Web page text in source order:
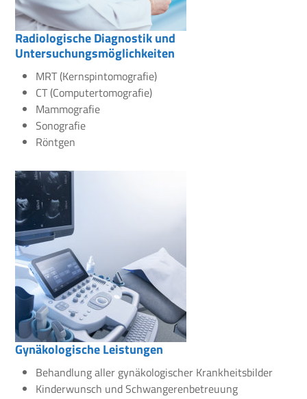
Radiologische Diagnostik und
Untersuchungsmöglichkeiten
MRT (Kernspintomografie)
CT (Computertomografie)
Mammografie
Sonografie
Röntgen
Gynäkologische Leistungen
Behandlung aller gynäkologischer Krankheitsbilder
Kinderwunsch und Schwangerenbetreuung